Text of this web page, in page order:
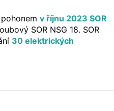
pohonemv říjnu 2023 SOR
SOR NSG 18. SOR
30 elektrických